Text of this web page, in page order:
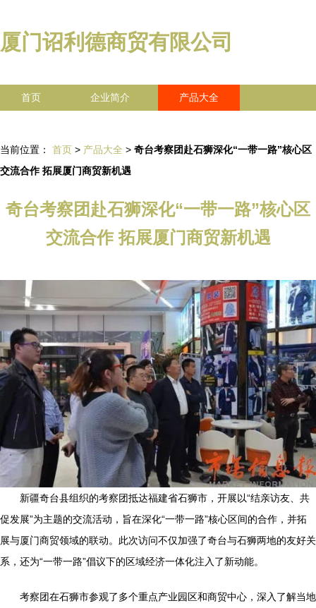
厦门诏利德商贸有限公司
首页 企业简介 产品大全
当前位置： 首页 > 产品大全 > 奇台考察团赴石狮深化“一带一路”核心区
交流合作 拓展厦门商贸新机遇
奇台考察团赴石狮深化“一带一路”核心区
交流合作 拓展厦门商贸新机遇
新疆奇台县组织的考察团抵达福建省石狮市，开展以“结亲访友、共
促发展”为主题的交流活动，旨在深化“一带一路”核心区间的合作，并拓
展与厦门商贸领域的联动。此次访问不仅加强了奇台与石狮两地的友好关
系，还为“一带一路”倡议下的区域经济一体化注入了新动能。
考察团在石狮市参观了多个重点产业园区和商贸中心，深入了解当地